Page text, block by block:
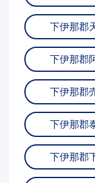
下伊那郡
下伊那郡
下伊那郡
下伊那郡
下伊那郡